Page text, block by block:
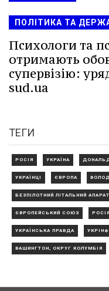
ПОЛІТИКА ТА
Психологи та
отримають
супервізію:
sud.ua
ТЕГИ
РОСІЯ УКРАЇНА
УКРАЇНЦІ ЄВРОПА
БЕЗПІЛОТНИЙ ЛІТАЛЬНИЙ АПАРАТ
ЄВРОПЕЙСЬКИЙ СОЮЗ
УКРАЇНСЬКА ПРАВДА
ВАШИНГТОН, ОКРУГ КОЛУМБІЯ